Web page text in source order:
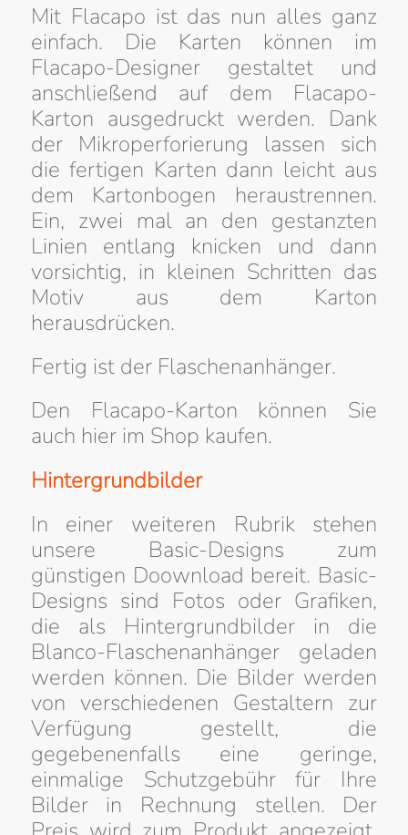
Mit Flacapo ist das nun alles ganz
einfach. Die Karten können im
Flacapo-Designer gestaltet und
anschließend auf dem Flacapo-
Karton ausgedruckt werden. Dank
der Mikroperforierung lassen sich
die fertigen Karten dann leicht aus
dem Kartonbogen heraustrennen.
Ein, zwei mal an den gestanzten
Linien entlang knicken und dann
vorsichtig, in kleinen Schritten das
Motiv aus dem Karton
herausdrücken.
Fertig ist der Flaschenanhänger.
Den Flacapo-Karton können Sie
auch hier im Shop kaufen.
Hintergrundbilder
In einer weiteren Rubrik stehen
unsere Basic-Designs zum
günstigen Doownload bereit. Basic-
Designs sind Fotos oder Grafiken,
die als Hintergrundbilder in die
Blanco-Flaschenanhänger geladen
werden können. Die Bilder werden
von verschiedenen Gestaltern zur
Verfügung gestellt, die
gegebenenfalls eine geringe,
einmalige Schutzgebühr für Ihre
Bilder in Rechnung stellen. Der